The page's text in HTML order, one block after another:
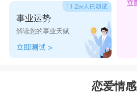
事业运势
解读您的事业天赋
恋爱情感